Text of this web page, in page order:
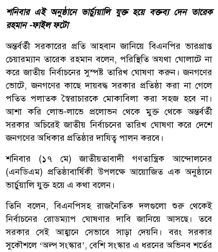
শনিবার এই অনুষ্ঠানে ভার্চ্যুয়ালি যুক্ত হয়ে বক্তব্য দেন তারেক
রহমান -ফাইল ফটো
অন্তর্বর্তী সরকারের প্রতি আহবান জানিয়ে বিএনপির ভারপ্রাপ্ত
চেয়ারম্যান তারেক রহমান বলেন, পরিস্থিতি অযথা ঘোলাটে না
করে জাতীয় নির্বাচনের সুস্পষ্ট তারিখ ঘোষণা করুন। জনগণের
ভোটে, জনগণের কাছে দায়বদ্ধ সরকার প্রতিষ্ঠা করা না গেলে
পতিত পলাতক স্বৈরাচারকে মোকাবিলা করা সহজ হবে না।
আশা করি লোভ-লাভে প্রলোভন থেকে মুক্ত থেকে অন্তর্বর্তী
সরকার অচিরেই জাতীয় নির্বাচনের তারিখ ঘোষণা করে দেশে
জনগণের অধিকার প্রতিষ্ঠার দাযিত্ব পালন করবে।
শনিবার (১৭ মে) জাতীয়তাবাদী গণতান্ত্রিক আন্দোলনের
(এনডিএম) প্রতিষ্ঠাবার্ষিকী উপলক্ষে আয়োজিত এক অনুষ্ঠানে
ভার্চুয়ালি যুক্ত হয়ে এ কথা বলেন।
তিনি বলেন, বিএনপিসহ রাজনৈতিক দলগুলো শুরু থেকেই
নির্বাচনের রোডম্যাপ ঘোষণার দাবি জানিয়ে আসছে। তবে
সরকার সেই আহ্বানে সেভাবে সাড়া দেয়নি। বরং সরকার
সুকৌশলে ‘অল্প সংস্কার’, বেশি সংস্কার এ ধরনের অভিনব শর্তের